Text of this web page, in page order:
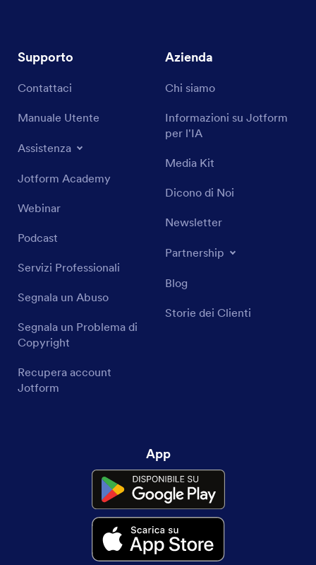
Supporto
Contattaci
Manuale Utente
Assistenza
Jotform Academy
Webinar
Podcast
Servizi Professionali
Segnala un Abuso
Segnala un Problema di
Copyright
Recupera account
Jotform
Azienda
Chi siamo
Informazioni su Jotform
per l'IA
Media Kit
Dicono di Noi
Newsletter
Partnership
Blog
Storie dei Clienti
App